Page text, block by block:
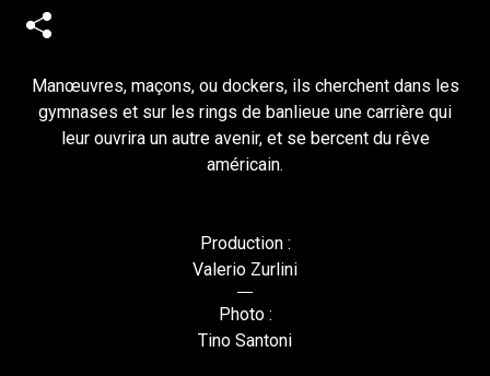
Manœuvres, maçons, ou dockers, ils cherchent dans les
gymnases et sur les rings de banlieue une carrière qui
leur ouvrira un autre avenir, et se bercent du rêve
américain.
Production :
Valerio Zurlini
Photo :
Tino Santoni